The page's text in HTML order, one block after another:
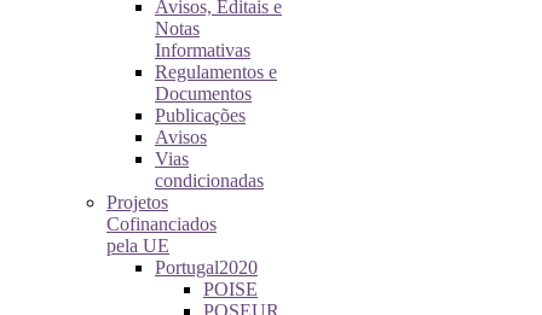
Avisos, Editais e
Notas
Informativas
Regulamentos e
Documentos
Publicações
Avisos
Vias
condicionadas
Projetos
Cofinanciados
pela UE
Portugal2020
POISE
POSEUR